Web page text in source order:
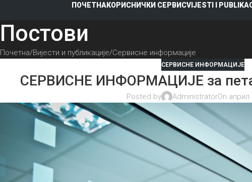
ПОЧЕТНАКОРИСНИЧКИ СЕРВИСVIJESTI I
Постови
Почетна Вијести и публикације Сервисне информације
СЕРВИСНЕ ИНФОРМАЦИЈЕ
СЕРВИСНЕ ИНФОРМАЦИЈЕ за
Posted by AdministratorOn април